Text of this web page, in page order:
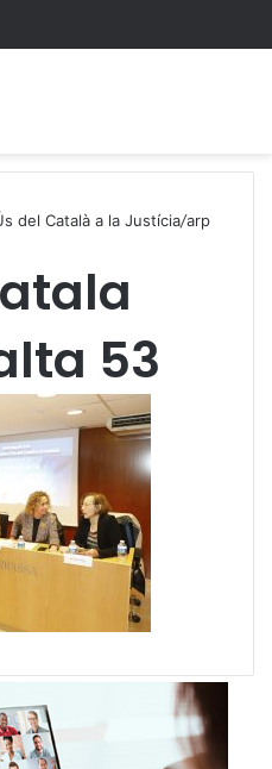
del Català a la Justícia/arp
53